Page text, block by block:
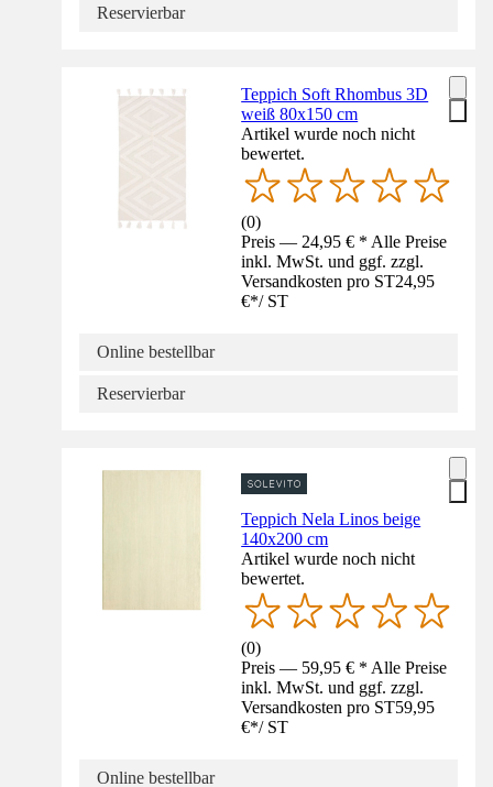
Reservierbar
Teppich Soft Rhombus 3D
weiß 80x150 cm
Artikel wurde noch nicht
bewertet.
(0)
Preis — 24,95 € * Alle Preise
inkl. MwSt. und ggf. zzgl.
Versandkosten pro ST24,95
€*/ ST
Online bestellbar
Reservierbar
Teppich Nela Linos beige
140x200 cm
Artikel wurde noch nicht
bewertet.
(0)
Preis — 59,95 € * Alle Preise
inkl. MwSt. und ggf. zzgl.
Versandkosten pro ST59,95
€*/ ST
Online bestellbar